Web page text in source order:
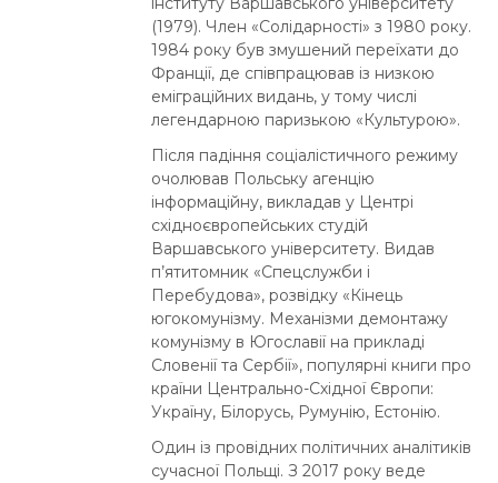
(1979). Член «Солідарності» з 1980 року.
1984 року був змушений переїхати до
Франції, де співпрацював із низкою
еміграційних видань, у тому числі
легендарною паризькою «Культурою».
Після падіння соціалістичного режиму
очолював Польську агенцію
інформаційну, викладав у Центрі
східноєвропейських студій
Варшавського університету. Видав
п’ятитомник «Спецслужби і
Перебудова», розвідку «Кінець
югокомунізму. Механізми демонтажу
комунізму в Югославії на прикладі
Словенії та Сербії», популярні книги про
країни Центрально-Східної Європи:
Україну, Білорусь, Румунію, Естонію.
Один із провідних політичних аналітиків
сучасної Польщі. З 2017 року веде